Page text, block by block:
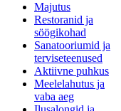
Majutus
Restoranid ja
söögikohad
Sanatooriumid ja
terviseteenused
Aktiivne puhkus
Meelelahutus ja
vaba aeg